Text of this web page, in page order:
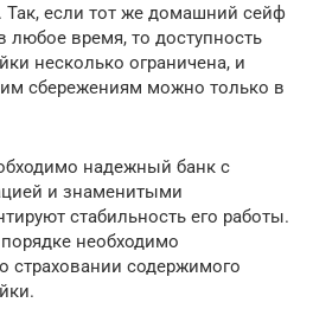
Так, если тот же домашний сейф
любое время, то доступность
несколько ограничена, и
сбережениям можно только в
надежный банк с
и знаменитыми
стабильность его работы.
необходимо
страховании содержимого